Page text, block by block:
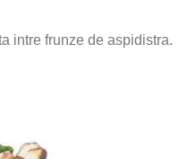
intre frunze de aspidistra.